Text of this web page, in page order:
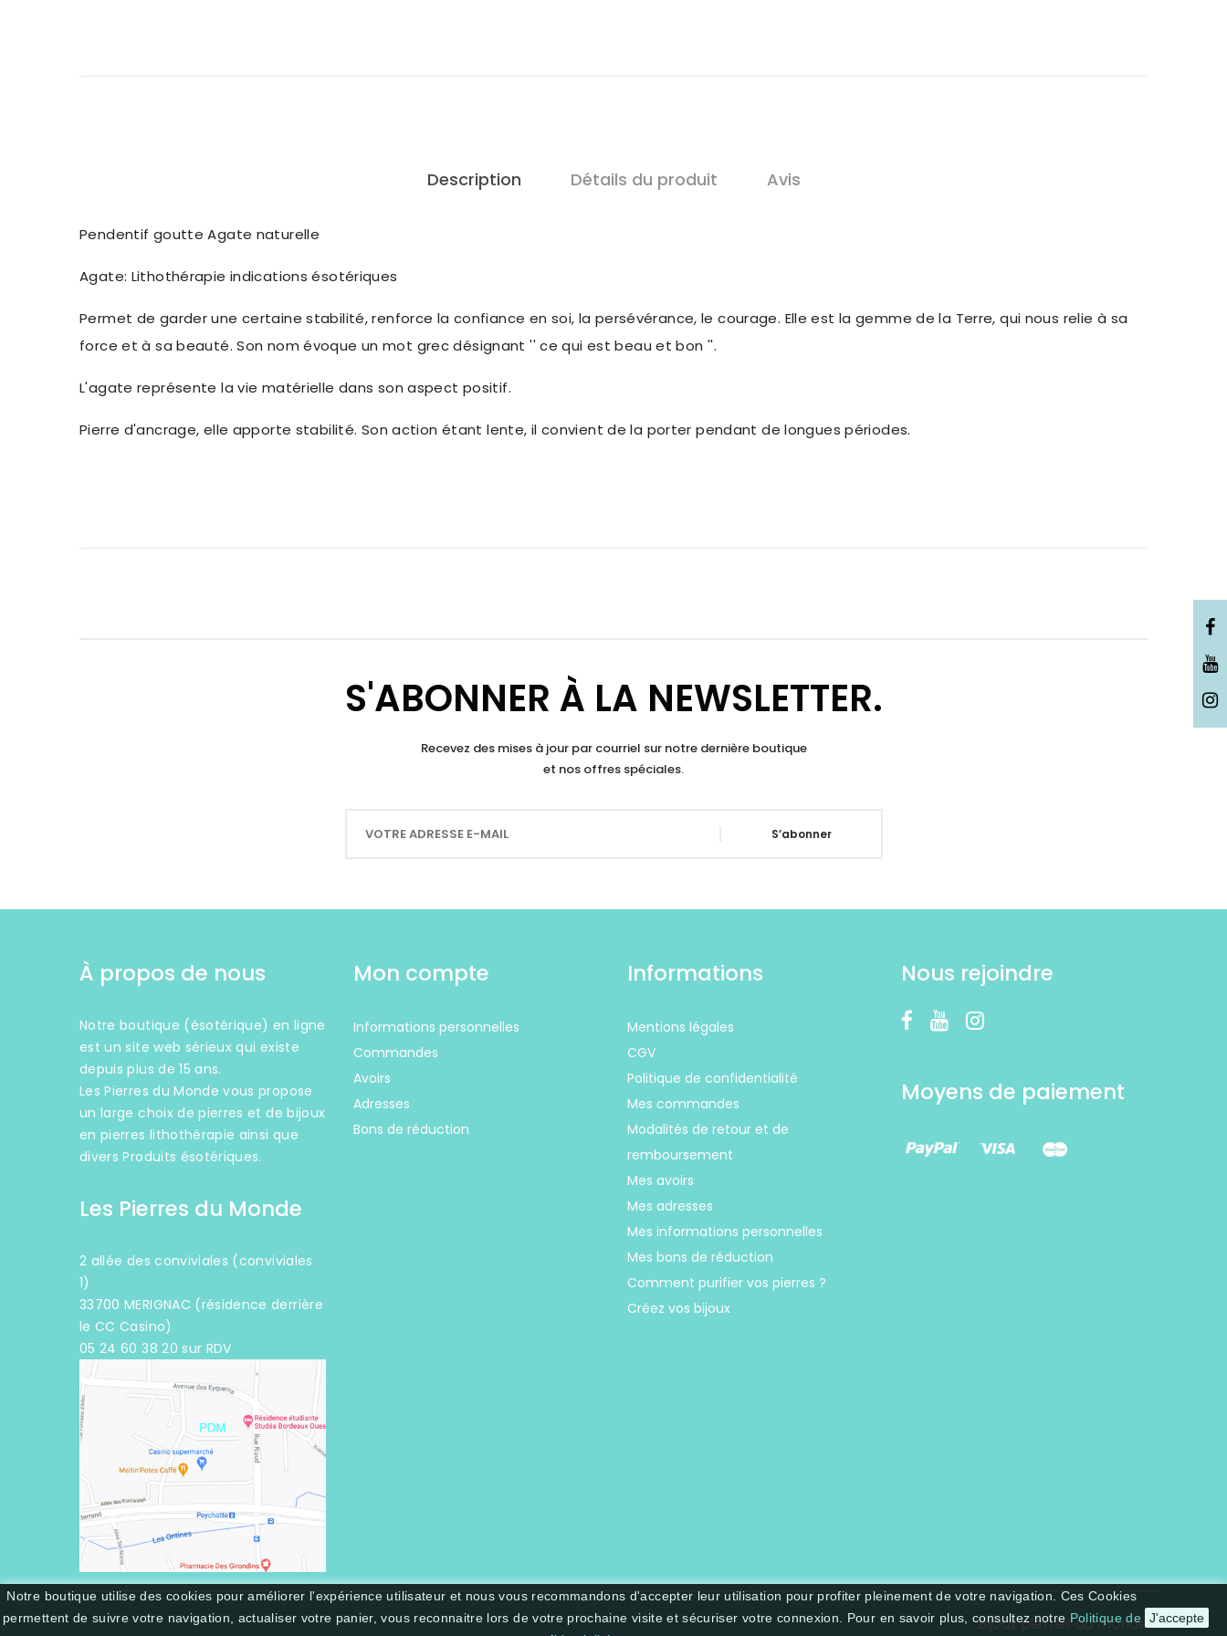
Description Détails du produit Avis
Pendentif goutte Agate naturelle
Agate: Lithothérapie indications ésotériques
Permet de garder une certaine stabilité, renforce la confiance en soi, la persévérance, le courage. Elle est la gemme de la Terre, qui nous relie à sa
force et à sa beauté. Son nom évoque un mot grec désignant '' ce qui est beau et bon ''.
L'agate représente la vie matérielle dans son aspect positif.
Pierre d'ancrage, elle apporte stabilité. Son action étant lente, il convient de la porter pendant de longues périodes.
S'ABONNER À LA NEWSLETTER.
Recevez des mises à jour par courriel sur notre dernière boutique
et nos offres spéciales.
S’abonner
Notre boutique utilise des cookies pour améliorer l'expérience utilisateur et nous vous recommandons d'accepter leur utilisation pour profiter pleinement de votre navigation. Ces Cookies
permettent de suivre votre navigation, actualiser votre panier, vous reconnaitre lors de votre prochaine visite et sécuriser votre connexion. Pour en savoir plus, consultez notrePolitique de
J'accepte
À propos de nous
Notre boutique (ésotérique) en ligne
est un site web sérieux qui existe
depuis plus de 15 ans.
Les Pierres du Monde vous propose
un large choix de pierres et de bijoux
en pierres lithothérapie ainsi que
divers Produits ésotériques.
Les Pierres du Monde
2 allée des conviviales (conviviales
1)
33700 MERIGNAC (résidence derrière
le CC Casino)
05 24 60 38 20 sur RDV
Mon compte
Informations personnelles
Commandes
Avoirs
Adresses
Bons de réduction
Informations
Mentions légales
CGV
Politique de confidentialité
Mes commandes
Modalités de retour et de
remboursement
Mes avoirs
Mes adresses
Mes informations personnelles
Mes bons de réduction
Comment purifier vos pierres ?
Créez vos bijoux
Nous rejoindre
Moyens de paiement
Bijoux pierres du monde